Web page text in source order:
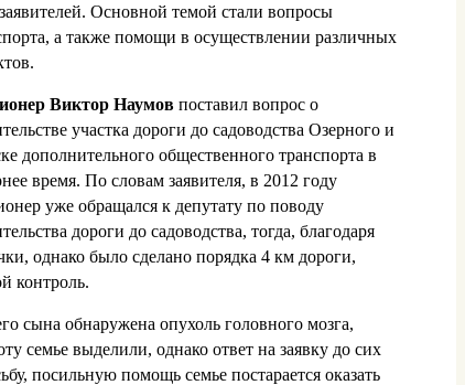
Основной темой стали вопросы
а также помощи в осуществлении различных
Виктор Наумов поставил вопрос о
участка дороги до садоводства Озерного и
дополнительного общественного транспорта в
время. По словам заявителя, в 2012 году
уже обращался к депутату по поводу
дороги до садоводства, тогда, благодаря
однако было сделано порядка 4 км дороги,
контроль.
сына обнаружена опухоль головного мозга,
семье выделили, однако ответ на заявку до сих
посильную помощь семье постарается оказать